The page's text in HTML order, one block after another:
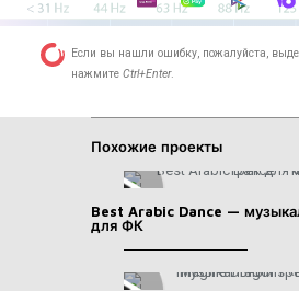
Если вы нашли ошибку, пожалуйста,
нажмите Ctrl+Enter.
Похожие проекты
Best Arabic Dance —
для ФК